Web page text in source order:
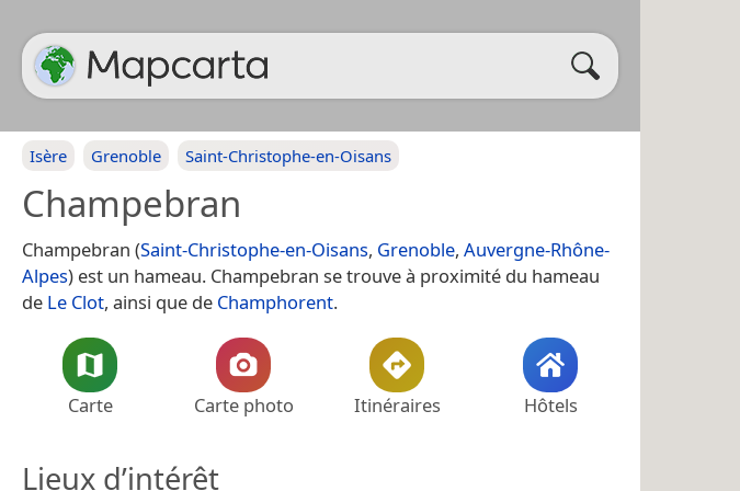
Isère Grenoble Saint-Christophe-en-Oisans
Champebran
Champebran (Saint-Christophe-en-Oisans, Grenoble, Auvergne-Rhône-
Alpes) est un hameau. Champebran se trouve à proximité du hameau
de Le Clot, ainsi que de Champhorent.
Carte Carte photo Itinéraires Hôtels
Lieux d’intérêt